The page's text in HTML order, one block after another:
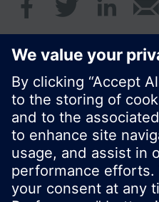
© Siemens Schweiz AG
Preise: unverbindliche
MWSt in EUR